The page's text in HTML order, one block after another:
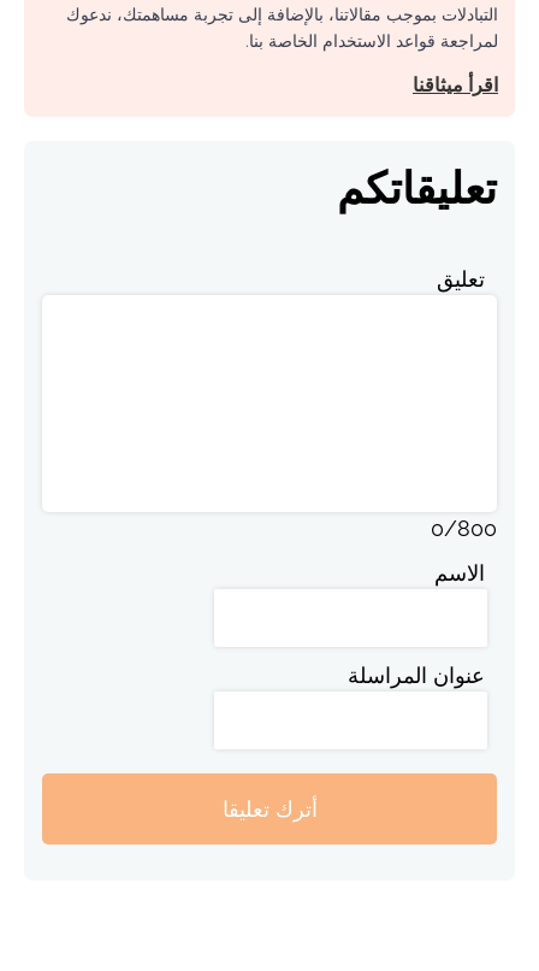
التبادلات بموجب مقالاتنا، بالإضافة إلى تجربة مساهمتك، ندعوك
لمراجعة قواعد الاستخدام الخاصة بنا.
اقرأ ميثاقنا
تعليقاتكم
تعليق
0/800
الاسم
عنوان المراسلة
أترك تعليقا